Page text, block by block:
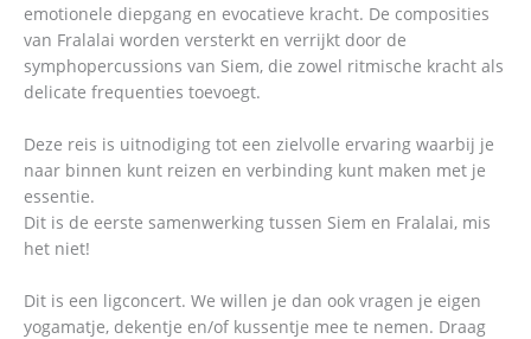
emotionele diepgang en evocatieve kracht. De composities
van Fralalai worden versterkt en verrijkt door de
symphopercussions van Siem, die zowel ritmische kracht als
delicate frequenties toevoegt.
Deze reis is uitnodiging tot een zielvolle ervaring waarbij je
naar binnen kunt reizen en verbinding kunt maken met je
essentie.
Dit is de eerste samenwerking tussen Siem en Fralalai, mis
het niet!
Dit is een ligconcert. We willen je dan ook vragen je eigen
yogamatje, dekentje en/of kussentje mee te nemen. Draag